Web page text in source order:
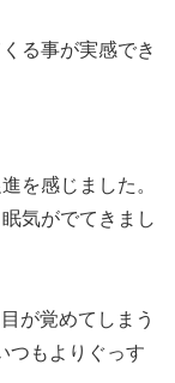
る事が実感でき
を感じました。
気がでてきまし
が覚めてしまう
つもよりぐっす